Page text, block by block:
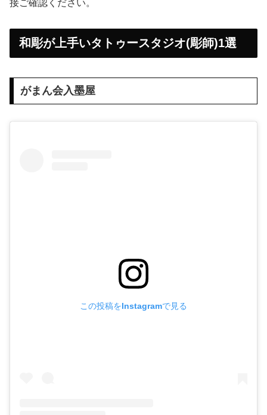
接ご確認ください。
和彫が上手いタトゥースタジオ(彫師)1選
がまん会入墨屋
この投稿をInstagramで見る